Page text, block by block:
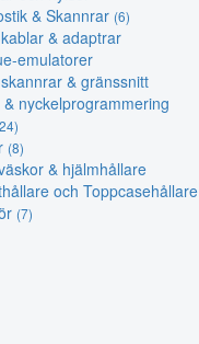
& Skannrar (6)
& adaptrar
emulatorer
& gränssnitt
& nyckelprogrammering
(8)
& hjälmhållare
och Toppcasehållare
(7)